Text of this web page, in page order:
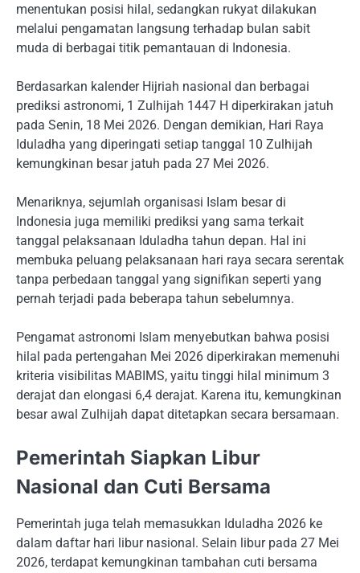
menentukan posisi hilal, sedangkan rukyat dilakukan
melalui pengamatan langsung terhadap bulan sabit
muda di berbagai titik pemantauan di Indonesia.
Berdasarkan kalender Hijriah nasional dan berbagai
prediksi astronomi, 1 Zulhijah 1447 H diperkirakan jatuh
pada Senin, 18 Mei 2026. Dengan demikian, Hari Raya
Iduladha yang diperingati setiap tanggal 10 Zulhijah
kemungkinan besar jatuh pada 27 Mei 2026.
Menariknya, sejumlah organisasi Islam besar di
Indonesia juga memiliki prediksi yang sama terkait
tanggal pelaksanaan Iduladha tahun depan. Hal ini
membuka peluang pelaksanaan hari raya secara serentak
tanpa perbedaan tanggal yang signifikan seperti yang
pernah terjadi pada beberapa tahun sebelumnya.
Pengamat astronomi Islam menyebutkan bahwa posisi
hilal pada pertengahan Mei 2026 diperkirakan memenuhi
kriteria visibilitas MABIMS, yaitu tinggi hilal minimum 3
derajat dan elongasi 6,4 derajat. Karena itu, kemungkinan
besar awal Zulhijah dapat ditetapkan secara bersamaan.
Pemerintah Siapkan Libur
Nasional dan Cuti Bersama
Pemerintah juga telah memasukkan Iduladha 2026 ke
dalam daftar hari libur nasional. Selain libur pada 27 Mei
2026, terdapat kemungkinan tambahan cuti bersama